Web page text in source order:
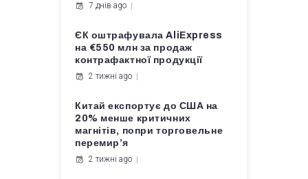
7 днів ago
ЄК оштрафувала AliExpress
на €550 млн за продаж
контрафактної продукції
2 тижні ago
Китай експортує до США на
20% менше критичних
магнітів, попри торговельне
перемир’я
2 тижні ago